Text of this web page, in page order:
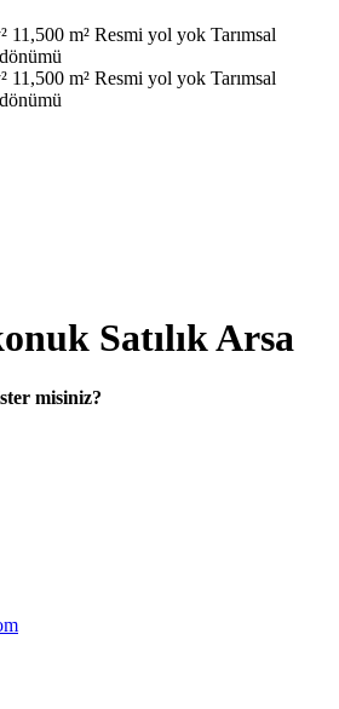
11,500 m² Resmi yol yok Tarımsal
11,500 m² Resmi yol yok Tarımsal
Satılık Arsa
misiniz?